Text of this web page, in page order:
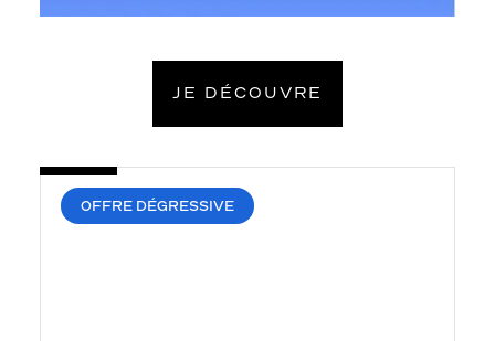
JE DÉCOUVRE
OFFRE DÉGRESSIVE